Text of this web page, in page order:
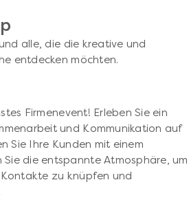
alle, die die kreative und
entdecken möchten.
Firmenevent! Erleben Sie ein
und Kommunikation auf
Sie Ihre Kunden mit einem
die entspannte Atmosphäre, um
zu knüpfen und